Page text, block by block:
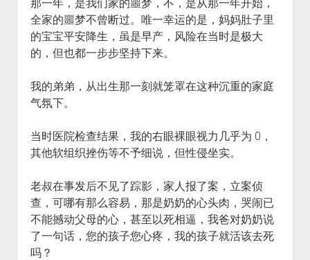
那一年，是我们家的噩梦，不，是从那一年开始，
全家的噩梦不曾断过。唯一幸运的是，妈妈肚子里
的宝宝平安降生，虽是早产，风险在当时是极大
的，但也都一步步坚持下来。
我的弟弟，从出生那一刻就笼罩在这种沉重的家庭
气氛下。
当时医院检查结果，我的右眼裸眼视力几乎为 0，
其他软组织挫伤等不予细说，但性侵坐实。
老叔在事发后不见了踪影，家人报了案，立案侦
查，可哪有那么容易，那是奶奶的心头肉，哭闹已
不能撼动父母的心，甚至以死相逼，我爸对奶奶说
了一句话，您的孩子您心疼，我的孩子就活该去死
吗？